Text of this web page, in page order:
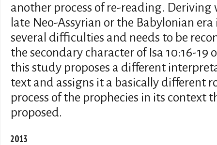
another process of re-reading. Deriving
late Neo-Assyrian or the Babylonian
several difficulties and needs to be
the secondary character of Isa 10:16-19
this study proposes a different
text and assigns it a basically different
process of the prophecies in its context
proposed.
2013